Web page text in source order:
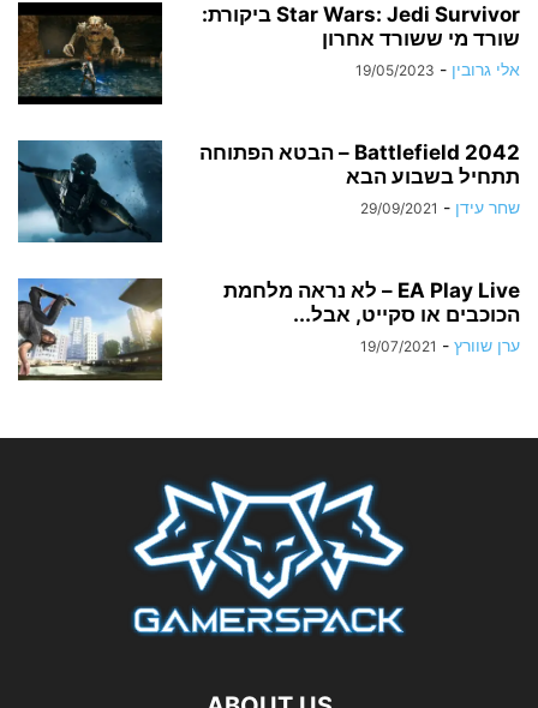
Star Wars: Jedi Survivor ביקורת:
שורד מי ששורד אחרון
אלי גרובין -
19/05/2023
Battlefield 2042 – הבטא הפתוחה
תתחיל בשבוע הבא
שחר עידן -
29/09/2021
EA Play Live – לא נראה מלחמת
הכוכבים או סקייט, אבל...
ערן שוורץ -
19/07/2021